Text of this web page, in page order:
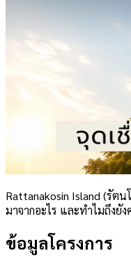
Rattanakosin Island (รัต
มาจากอะไร และทำไมถึงยั
ข้อมูลโครงการ